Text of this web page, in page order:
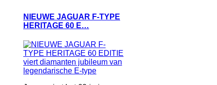
NIEUWE JAGUAR F-TYPE
HERITAGE 60 E…